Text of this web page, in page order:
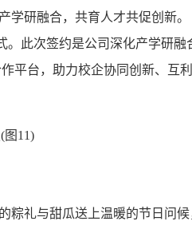
学研融合，共育人才共促创新。
此次签约是公司深化产学研融
平台，助力校企协同创新、互
粽礼与甜瓜送上温暖的节日问候